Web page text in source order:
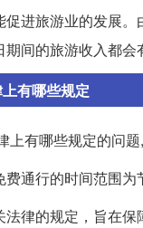
进旅游业的发展
间的旅游收入都会
有哪些规定
上有哪些规定的问
通行的时间范围为
律的规定，旨在